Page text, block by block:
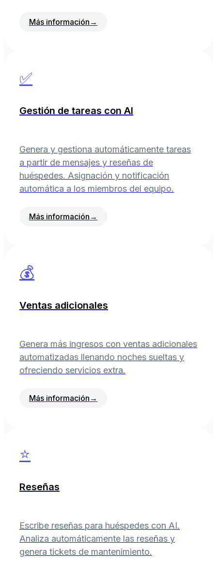
Más información →
✅
Gestión de tareas con AI
Genera y gestiona automáticamente tareas
a partir de mensajes y reseñas de
huéspedes. Asignación y notificación
automática a los miembros del equipo.
Más información →
💰
Ventas adicionales
Genera más ingresos con ventas adicionales
automatizadas llenando noches sueltas y
ofreciendo servicios extra.
Más información →
⭐
Reseñas
Escribe reseñas para huéspedes con AI.
Analiza automáticamente las reseñas y
genera tickets de mantenimiento.